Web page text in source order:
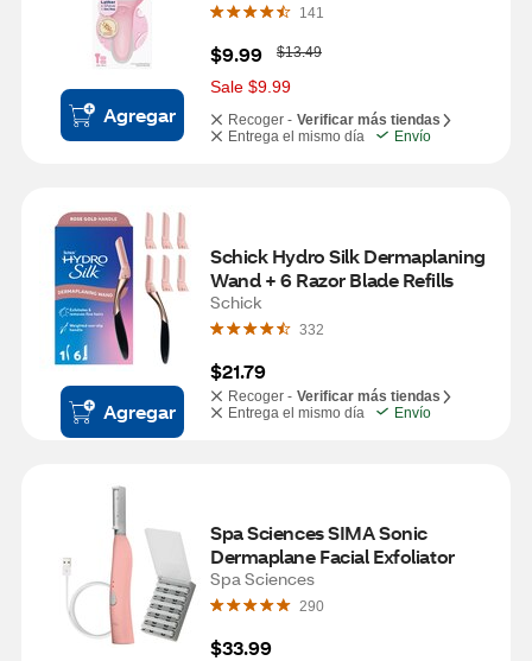
Agregar
141
$9.99
W
a
s
$13.49
Sale $9.99
Recoger - Verificar más tiendas
Entrega el mismo día
Envío
Agregar
Schick Hydro Silk Dermaplaning
Wand + 6 Razor Blade Refills
Schick
332
$21.79
Recoger - Verificar más tiendas
Entrega el mismo día
Envío
Spa Sciences SIMA Sonic
Dermaplane Facial Exfoliator
Spa Sciences
290
$33.99